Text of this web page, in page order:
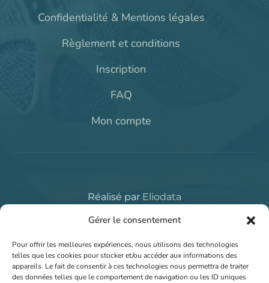
Gérer le consentement
Pour offrir les meilleures expériences, nous utilisons des technologies
telles que les cookies pour stocker et/ou accéder aux informations des
appareils. Le fait de consentir à ces technologies nous permettra de traiter
des données telles que le comportement de navigation ou les ID uniques
Confidentialité & Mentions légales
Règlement et conditions
Inscription
FAQ
Mon compte
Réalisé par Eliodata